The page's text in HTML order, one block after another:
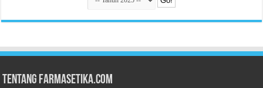
Tentang Farmasetika.com